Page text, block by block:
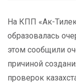
На КПП «Ак-
образовалась
этом сообщили
причиной
проверок